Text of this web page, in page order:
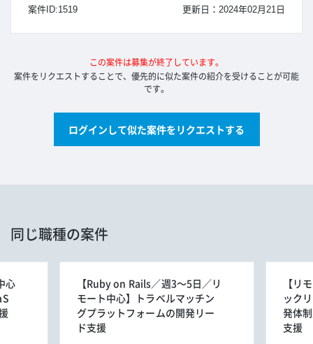
更新日：2024年02月21日
案件ID:1519
この案件は募集が終了しています。
案件をリクエストすることで、優先的に似た案件の紹介を受けることが可能
です。
ログインして似た案件をリクエストする
同じ職種の案件
心
【Ruby on Rails／週3～5日／リ
モート中心】トラベルマッチン
グプラットフォームの開発リー
ド支援
【リ
ック
発体
支援